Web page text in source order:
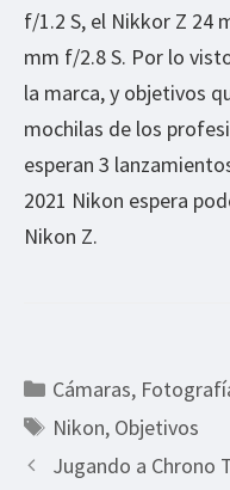
f/1.2 S, el Nikkor Z 24
mm f/2.8 S. Por lo
la marca, y objetivos
mochilas de los
esperan 3
2021 Nikon espera
Nikon Z.
Categorías
Cámaras,
Etiquetas
Nikon, Objetivos
Jugando a Chrono